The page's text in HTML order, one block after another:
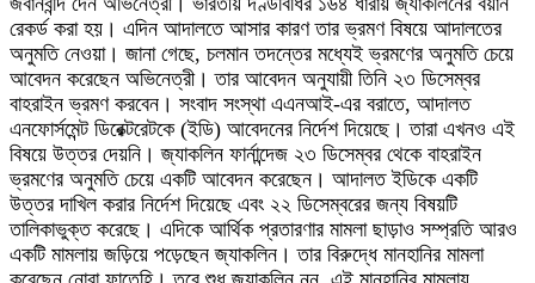
রেকর্ড করা হয়। এদিন আদালতে আসার কারণ তার ভ্রমণ বিষয়ে আদালতের
অনুমতি নেওয়া। জানা গেছে, চলমান তদন্তের মধ্যেই ভ্রমণের অনুমতি চেয়ে
আবেদন করেছেন অভিনেত্রী। তার আবেদন অনুযায়ী তিনি ২৩ ডিসেম্বর
বাহরাইন ভ্রমণ করবেন। সংবাদ সংস্থা এএনআই-এর বরাতে, আদালত
এনফোর্সমেন্ট ডিরেক্টরেটকে (ইডি) আবেদনের নির্দেশ দিয়েছে। তারা এখনও এই
বিষয়ে উত্তর দেয়নি। জ্যাকলিন ফার্নান্দেজ ২৩ ডিসেম্বর থেকে বাহরাইন
ভ্রমণের অনুমতি চেয়ে একটি আবেদন করেছেন। আদালত ইডিকে একটি
উত্তর দাখিল করার নির্দেশ দিয়েছে এবং ২২ ডিসেম্বরের জন্য বিষয়টি
তালিকাভুক্ত করেছে। এদিকে আর্থিক প্রতারণার মামলা ছাড়াও সম্প্রতি আরও
একটি মামলায় জড়িয়ে পড়েছেন জ্যাকলিন। তার বিরুদ্ধে মানহানির মামলা